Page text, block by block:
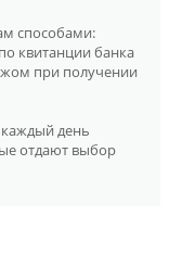
способами:
квитанции банка
при получении
день
отдают выбор